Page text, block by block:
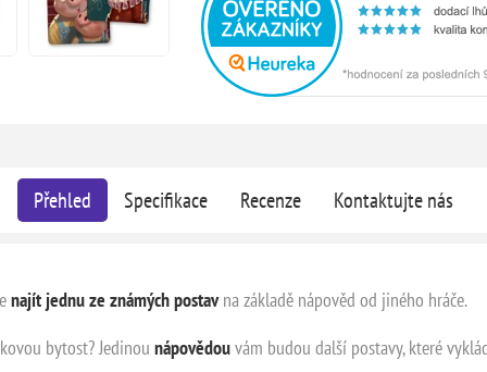
Přehled Specifikace Recenze Kontaktujte nás
najít jednu ze známých postavna základě nápověd od jiného hráče.
bytost? Jedinou nápovědouvám budou další postavy, které